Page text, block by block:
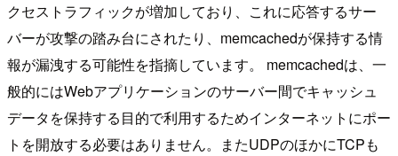
クセストラフィックが増加しており、これに応答するサー
バーが攻撃の踏み台にされたり、memcachedが保持する情
報が漏洩する可能性を指摘しています。 memcachedは、一
般的にはWebアプリケーションのサーバー間でキャッシュ
データを保持する目的で利用するためインターネットにポー
トを開放する必要はありません。またUDPのほかにTCPも